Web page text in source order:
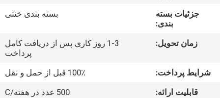
کارخانه
کنترل
کیفیت
جزئیات بسته
بندی:
بسته بندی خنثی
زمان تحویل:
1-3 روز کاری پس از دریافت کامل
پرداخت
شرایط پرداخت:
100٪ قبل از حمل و نقل
قابلیت ارائه:
500 عدد در هفته/C